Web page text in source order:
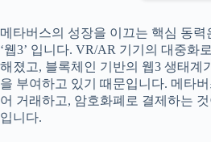
메타버스의 성장을 이끄는 핵심 동력
‘웹3’ 입니다. VR/AR 기기의 대중화
해졌고, 블록체인 기반의 웹3 생태계
을 부여하고 있기 때문입니다. 메타
어 거래하고, 암호화폐로 결제하는
입니다.